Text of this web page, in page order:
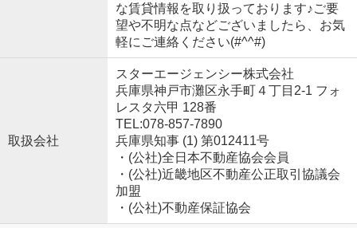
な賃貸情報を取り扱っております♪ご要
望や不明な点などございましたら、お気
軽にご連絡ください(#^^#)
取扱会社
スターエージェンシー株式会社
兵庫県神戸市灘区永手町４丁目2-1 フォ
レスタ六甲 128番
TEL:078-857-7890
兵庫県知事 (1) 第012411号
・(公社)全日本不動産協会会員
・(公社)近畿地区不動産公正取引協議会
加盟
・(公社)不動産保証協会